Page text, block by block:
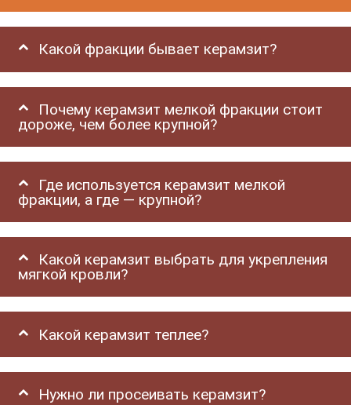
Какой фракции бывает керамзит?
Почему керамзит мелкой фракции стоит
дороже, чем более крупной?
Где используется керамзит мелкой
фракции, а где — крупной?
Какой керамзит выбрать для укрепления
мягкой кровли?
Какой керамзит теплее?
Нужно ли просеивать керамзит?